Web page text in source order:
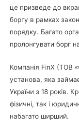
це призведе до
боргу в рамках
порядку. Багато
пролонгувати борг
Компанія FinX (ТОВ
установа, яка
України з 18 років.
фізичні, так і
набагато ширший.